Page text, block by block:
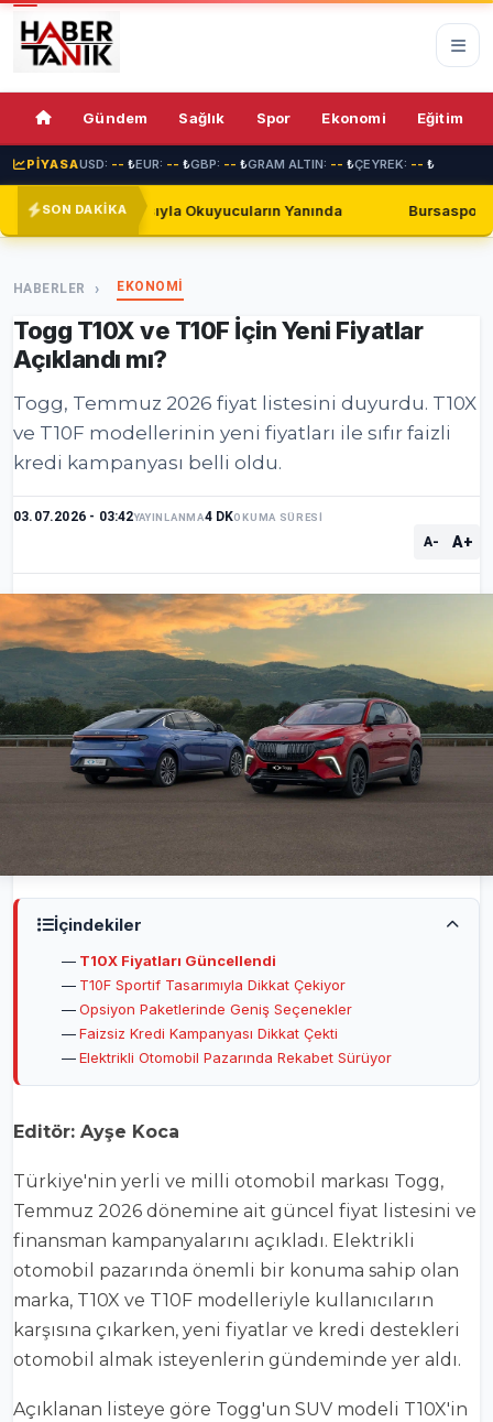
Gündem Sağlık Spor Ekonomi Eğitim
PİYASAUSD: -- ₺EUR: -- ₺GBP: -- ₺GRAM ALTIN: -- ₺ÇEYREK: -- ₺
SON DAKİKAYanında Bursaspor, Shakhtar Donetsk ile
72%
HABERLER EKONOMİ
Togg T10X ve T10F İçin Yeni Fiyatlar
Açıklandı mı?
Togg, Temmuz 2026 fiyat listesini duyurdu. T10X
ve T10F modellerinin yeni fiyatları ile sıfır faizli
kredi kampanyası belli oldu.
03.07.2026 - 03:42YAYINLANMA4 DKOKUMA SÜRESİ
A- A+
İçindekiler
T10X Fiyatları Güncellendi
T10F Sportif Tasarımıyla Dikkat Çekiyor
Opsiyon Paketlerinde Geniş Seçenekler
Faizsiz Kredi Kampanyası Dikkat Çekti
Elektrikli Otomobil Pazarında Rekabet Sürüyor
Editör: Ayşe Koca
Türkiye'nin yerli ve milli otomobil markası Togg,
Temmuz 2026 dönemine ait güncel fiyat listesini ve
finansman kampanyalarını açıkladı. Elektrikli
otomobil pazarında önemli bir konuma sahip olan
marka, T10X ve T10F modelleriyle kullanıcıların
karşısına çıkarken, yeni fiyatlar ve kredi destekleri
otomobil almak isteyenlerin gündeminde yer aldı.
Açıklanan listeye göre Togg'un SUV modeli T10X'in